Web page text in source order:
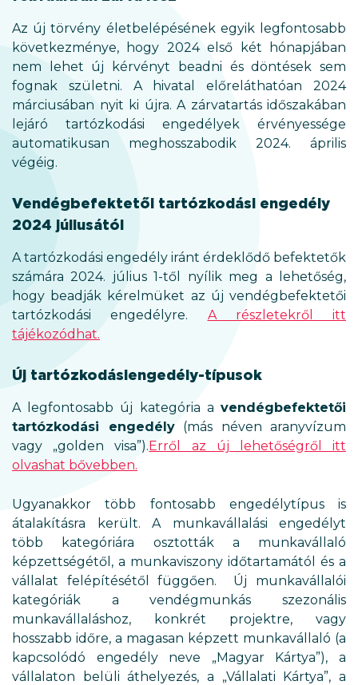
Az új törvény életbelépésének egyik legfontosabb
következménye, hogy 2024 első két hónapjában
nem lehet új kérvényt beadni és döntések sem
fognak születni. A hivatal előreláthatóan 2024
márciusában nyit ki újra. A zárvatartás időszakában
lejáró tartózkodási engedélyek érvényessége
automatikusan meghosszabodik 2024. április
végéig.
Vendégbefektetői tartózkodási engedély
2024 júliusától
A tartózkodási engedély iránt érdeklődő befektetők
számára 2024. július 1-től nyílik meg a lehetőség,
hogy beadják kérelmüket az új vendégbefektetői
tartózkodási engedélyre. A részletekről itt
tájékozódhat.
Új tartózkodásiengedély-típusok
A legfontosabb új kategória a vendégbefektetői
tartózkodási engedély(más néven aranyvízum
vagy „golden visa”).Erről az új lehetőségről itt
olvashat bővebben.
Ugyanakkor több fontosabb engedélytípus is
átalakításra került. A munkavállalási engedélyt
több kategóriára osztották a munkavállaló
képzettségétől, a munkaviszony időtartamától és a
vállalat felépítésétől függően. Új munkavállalói
kategóriák a vendégmunkás szezonális
munkavállaláshoz, konkrét projektre, vagy
hosszabb időre, a magasan képzett munkavállaló (a
kapcsolódó engedély neve „Magyar Kártya”), a
vállalaton belüli áthelyezés, a „Vállalati Kártya”, a